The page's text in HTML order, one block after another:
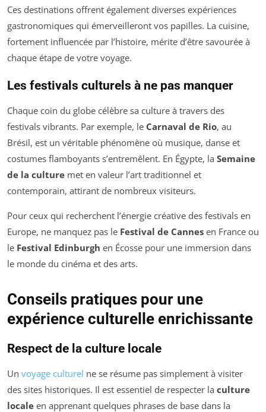
Ces destinations offrent également diverses expériences
gastronomiques qui émerveilleront vos papilles. La cuisine,
fortement influencée par l’histoire, mérite d’être savourée à
chaque étape de votre voyage.
Les festivals culturels à ne pas manquer
Chaque coin du globe célèbre sa culture à travers des
festivals vibrants. Par exemple, le Carnaval de Rio, au
Brésil, est un véritable phénomène où musique, danse et
costumes flamboyants s’entremêlent. En Égypte, la Semaine
de la culture met en valeur l’art traditionnel et
contemporain, attirant de nombreux visiteurs.
Pour ceux qui recherchent l’énergie créative des festivals en
Europe, ne manquez pas le Festival de Cannes en France ou
le Festival Edinburgh en Écosse pour une immersion dans
le monde du cinéma et des arts.
Conseils pratiques pour une
expérience culturelle enrichissante
Respect de la culture locale
Un voyage culturel ne se résume pas simplement à visiter
des sites historiques. Il est essentiel de respecter la culture
locale en apprenant quelques phrases de base dans la